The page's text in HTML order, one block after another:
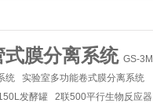
膜分离系统GS-
统 实验室多功能卷式膜分离系统
发酵罐 2联500平行生物反应器